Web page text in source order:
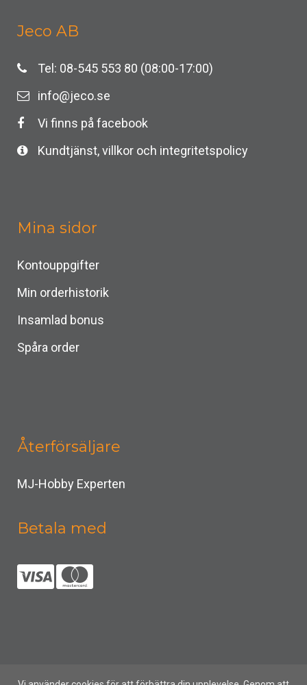
Jeco AB
Tel: 08-545 553 80 (08:00-17:00)
info@jeco.se
Vi finns på facebook
Kundtjänst, villkor och integritetspolicy
Mina sidor
Kontouppgifter
Min orderhistorik
Insamlad bonus
Spåra order
Återförsäljare
MJ-Hobby Experten
Betala med